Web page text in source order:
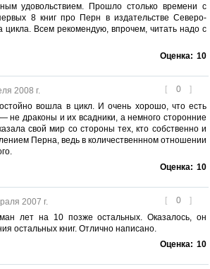
удовольствием. Прошло столько времени с
8 книг про Перн в издательстве Северо-
цикла. Всем рекомендую, впрочем, читать надо с
Оценка: 10
[ 0 ]
2008 г.
вошла в цикл. И очень хорошо, что есть
— не драконы и их всадники, а немного сторонние
свой мир со стороны тех, кто собственно и
Перна, ведь в количественнном отношении
Оценка: 10
[ 0 ]
2007 г.
лет на 10 позже остальных. Оказалось, он
остальных книг. Отлично написано.
Оценка: 10